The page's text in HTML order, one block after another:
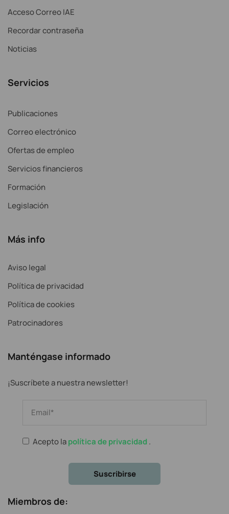
Acceso Correo IAE
Recordar contraseña
Noticias
Servicios
Publicaciones
Correo electrónico
Ofertas de empleo
Servicios financieros
Formación
Legislación
Más info
Aviso legal
Política de privacidad
Política de cookies
Patrocinadores
Manténgase informado
¡Suscríbete a nuestra newsletter!
Acepto lapolítica de privacidad .
Miembros de: